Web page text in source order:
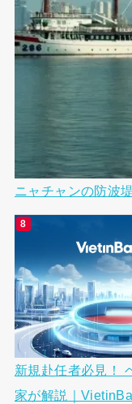
ニャチャンの防波
新規赴任者必見！
家が解説｜